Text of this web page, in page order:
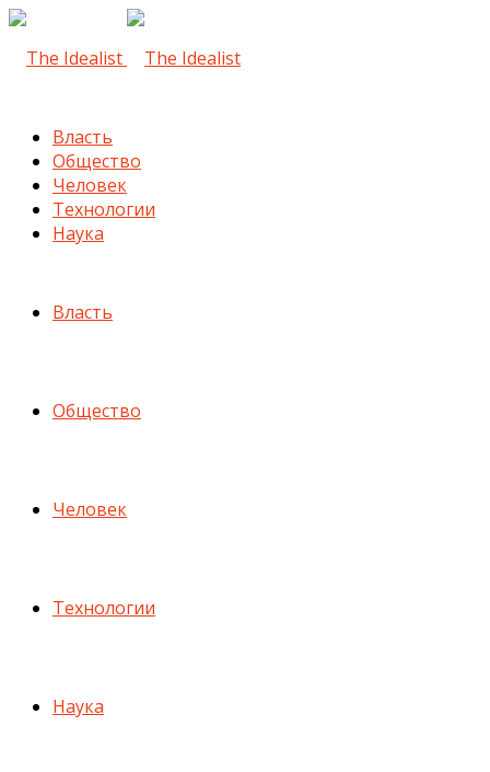
Власть
Общество
Человек
Технологии
Наука
Власть
Общество
Человек
Технологии
Наука